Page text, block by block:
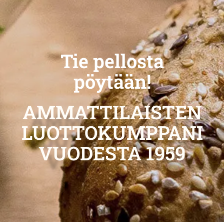
Tie pellosta
pöytään!
AMMATTILAISTEN
LUOTTOKUMPPANI
VUODESTA 1959